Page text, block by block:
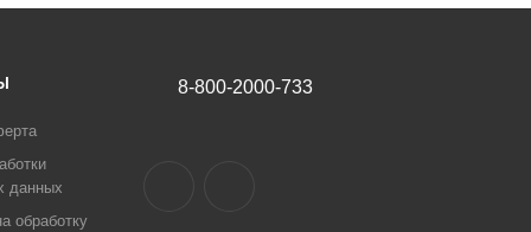
данных
обработку
8-800-2000-733